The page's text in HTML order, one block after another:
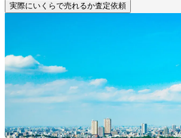
実際にいくらで売れるか査定依頼